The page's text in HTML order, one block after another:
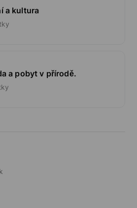
a kultura
a pobyt v přírodě.